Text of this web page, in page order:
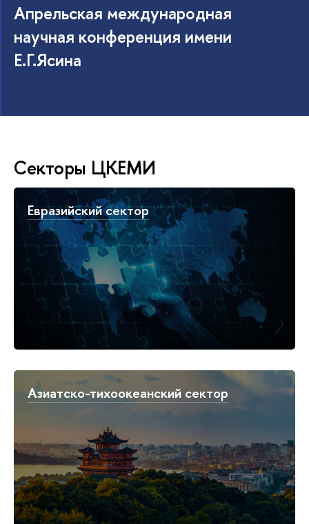
Апрельская международная
научная конференция имени
Е.Г.Ясина
Секторы ЦКЕМИ
Евразийский сектор
Азиатско-тихоокеанский cектор